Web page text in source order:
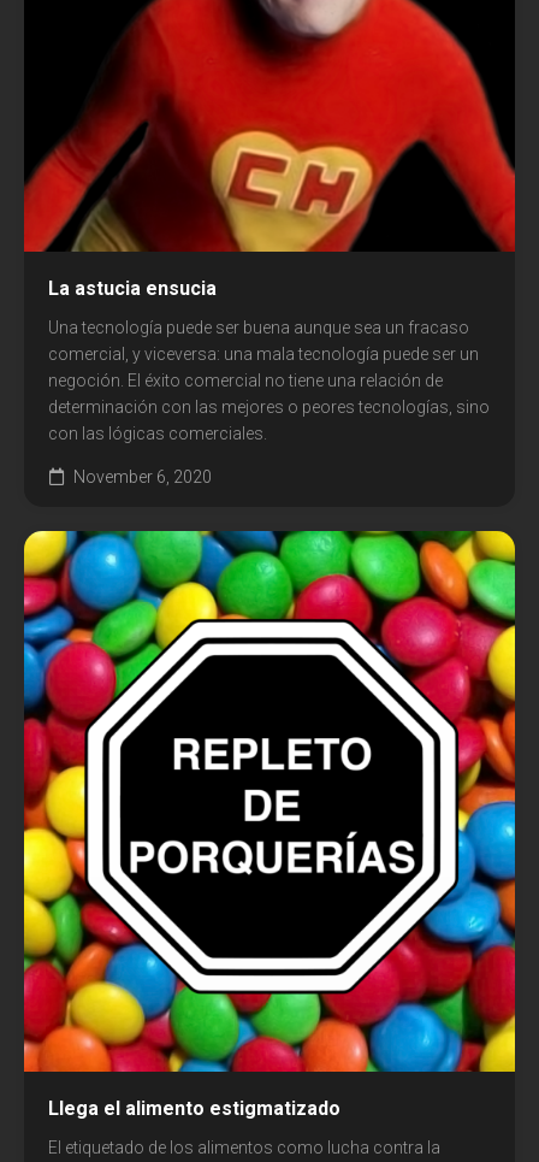
La astucia ensucia
Una tecnología puede ser buena aunque sea un fracaso
comercial, y viceversa: una mala tecnología puede ser un
negoción. El éxito comercial no tiene una relación de
determinación con las mejores o peores tecnologías, sino
con las lógicas comerciales.
November 6, 2020
Llega el alimento estigmatizado
El etiquetado de los alimentos como lucha contra la